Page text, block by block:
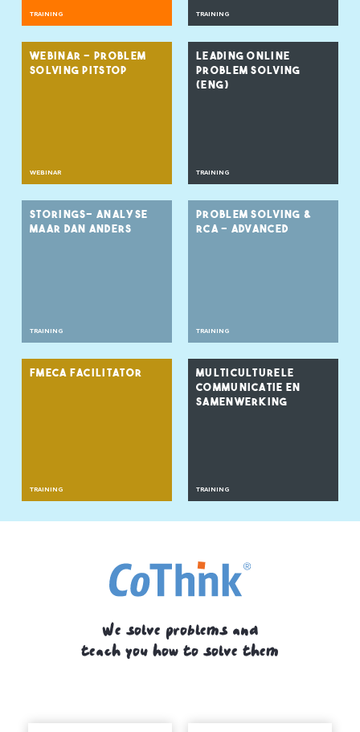
TRAINING TRAINING
WEBINAR - PROBLEM
SOLVING PITSTOP
WEBINAR
LEADING ONLINE
PROBLEM SOLVING
(ENG)
TRAINING
STORINGS- ANALYSE
MAAR DAN ANDERS
TRAINING
PROBLEM SOLVING &
RCA - ADVANCED
TRAINING
FMECA FACILITATOR
TRAINING
MULTICULTURELE
COMMUNICATIE EN
SAMENWERKING
TRAINING
We solve problems and
teach you how to solve them